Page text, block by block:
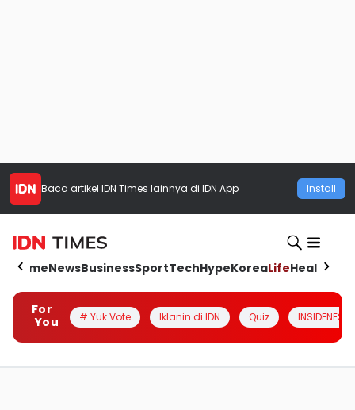
Baca artikel IDN Times lainnya di IDN App Install
HomeNewsBusinessSportTechHypeKoreaLifeHealth
For
You
# Yuk Vote Iklanin di IDN Quiz INSIDENESIA